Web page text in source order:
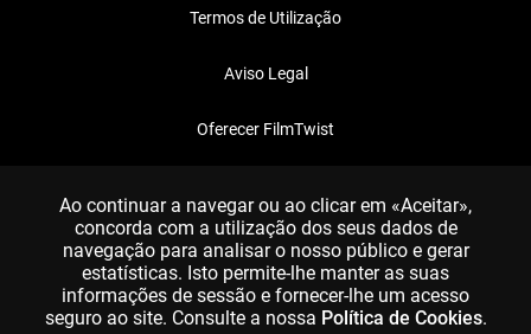
Termos de Utilização
Aviso Legal
Oferecer FilmTwist
Ao continuar a navegar ou ao clicar em «Aceitar»,
concorda com a utilização dos seus dados de
navegação para analisar o nosso público e gerar
estatísticas. Isto permite-lhe manter as suas
informações de sessão e fornecer-lhe um acesso
seguro ao site. Consulte a nossa Política de Cookies.